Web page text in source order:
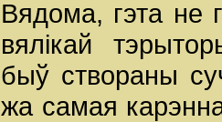
Вядома, гэта не
вялікай
быў створаны
жа самая